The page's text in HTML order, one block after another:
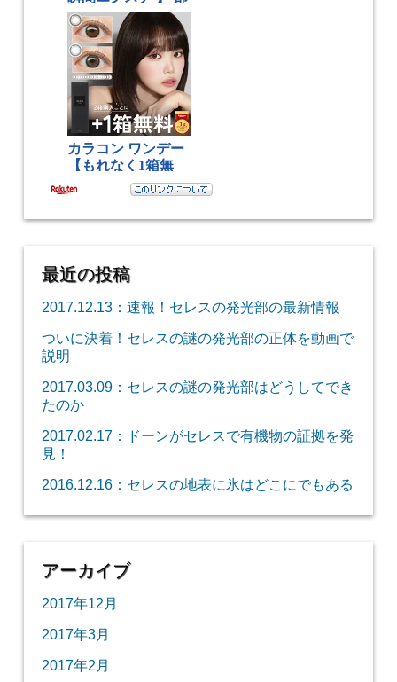
最近の投稿
2017.12.13：速報！セレスの発光部の最新情報
ついに決着！セレスの謎の発光部の正体を動画で
説明
2017.03.09：セレスの謎の発光部はどうしてでき
たのか
2017.02.17：ドーンがセレスで有機物の証拠を発
見！
2016.12.16：セレスの地表に氷はどこにでもある
アーカイブ
2017年12月
2017年3月
2017年2月